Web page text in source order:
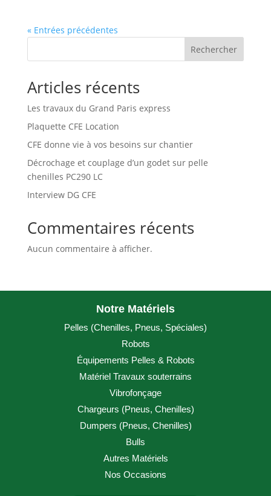
« Entrées précédentes
Rechercher
Articles récents
Les travaux du Grand Paris express
Plaquette CFE Location
CFE donne vie à vos besoins sur chantier
Décrochage et couplage d’un godet sur pelle
chenilles PC290 LC
Interview DG CFE
Commentaires récents
Aucun commentaire à afficher.
Notre Matériels
Pelles (Chenilles, Pneus, Spéciales)
Robots
Équipements Pelles & Robots
Matériel Travaux souterrains
Vibrofonçage
Chargeurs (Pneus, Chenilles)
Dumpers (Pneus, Chenilles)
Bulls
Autres Matériels
Nos Occasions